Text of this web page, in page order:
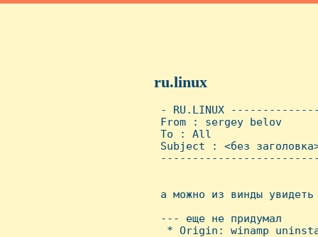
ru.linux
- RU.LINUX
From : sergey belov
To : All
Subject : <без
а можно из винды
--- еще не придумал
* Origin: winamp